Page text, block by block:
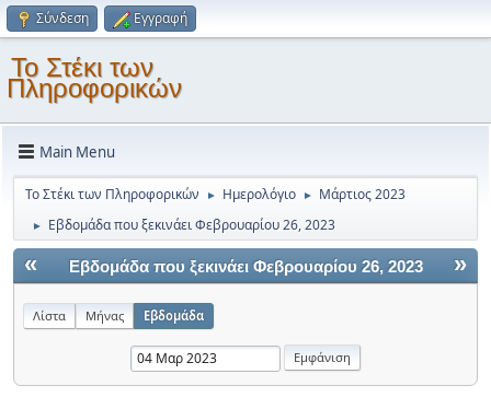
Σύνδεση Εγγραφή
Το Στέκι των
Πληροφορικών
Main Menu
Το Στέκι των Πληροφορικών ► Ημερολόγιο ► Μάρτιος 2023
► Εβδομάδα που ξεκινάει Φεβρουαρίου 26, 2023
« »
Εβδομάδα που ξεκινάει Φεβρουαρίου 26, 2023
Λίστα Μήνας Εβδομάδα